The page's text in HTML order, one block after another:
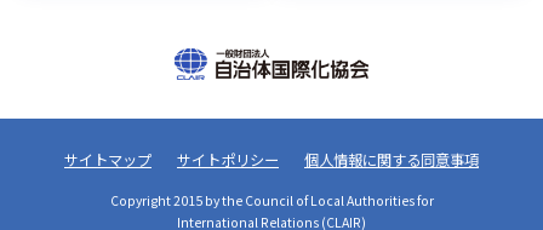
サイトマップ サイトポリシー 個人情報に関する同意事項
Copyright 2015 by the Council of Local Authorities for
International Relations (CLAIR)